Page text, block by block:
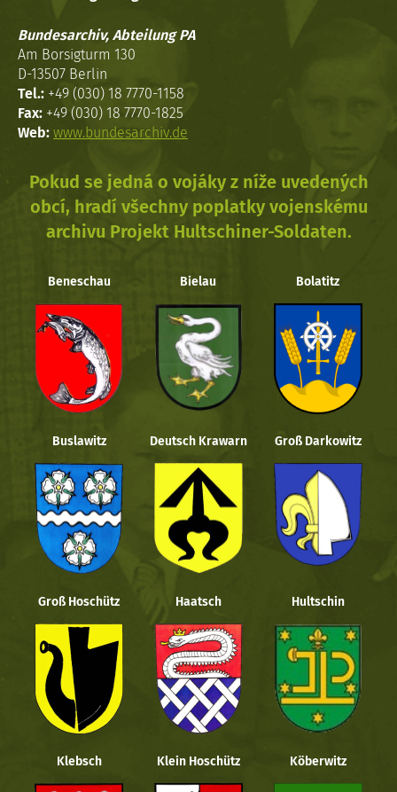
Bundesarchiv, Abteilung PA
Am Borsigturm 130
D-13507 Berlin
Tel.: +49 (030) 18 7770-1158
Fax: +49 (030) 18 7770-1825
Web: www.bundesarchiv.de
Pokud se jedná o vojáky z níže uvedených
obcí, hradí všechny poplatky vojenskému
archivu Projekt Hultschiner-Soldaten.
Beneschau Bielau Bolatitz
Buslawitz Deutsch Krawarn Groß Darkowitz
Groß Hoschütz Haatsch Hultschin
Klebsch Klein Hoschütz Köberwitz